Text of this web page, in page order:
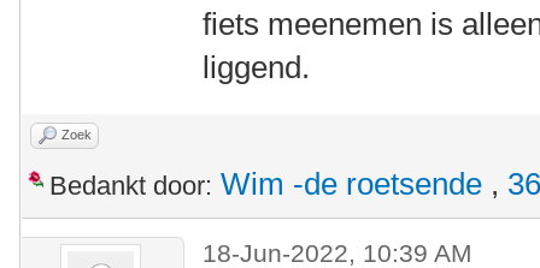
fiets meenemen is
liggend.
Zoek
Bedankt door: Wim -de roetsende ,
18-Jun-2022, 10:39 AM